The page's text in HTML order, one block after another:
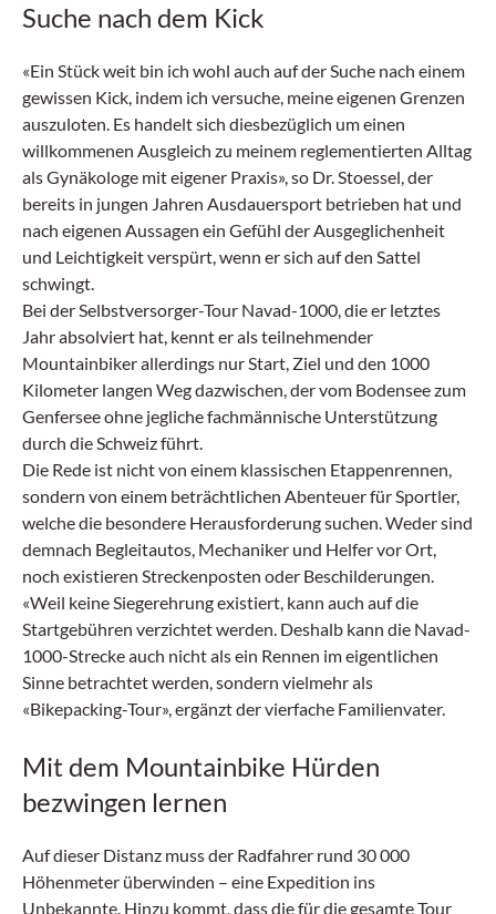
Suche nach dem Kick
«Ein Stück weit bin ich wohl auch auf der Suche nach einem
gewissen Kick, indem ich versuche, meine eigenen Grenzen
auszuloten. Es handelt sich diesbezüglich um einen
willkommenen Ausgleich zu meinem reglementierten Alltag
als Gynäkologe mit eigener Praxis», so Dr. Stoessel, der
bereits in jungen Jahren Ausdauersport betrieben hat und
nach eigenen Aussagen ein Gefühl der Ausgeglichenheit
und Leichtigkeit verspürt, wenn er sich auf den Sattel
schwingt.
Bei der Selbstversorger-Tour Navad-1000, die er letztes
Jahr absolviert hat, kennt er als teilnehmender
Mountainbiker allerdings nur Start, Ziel und den 1000
Kilometer langen Weg dazwischen, der vom Bodensee zum
Genfersee ohne jegliche fachmännische Unterstützung
durch die Schweiz führt.
Die Rede ist nicht von einem klassischen Etappenrennen,
sondern von einem beträchtlichen Abenteuer für Sportler,
welche die besondere Herausforderung suchen. Weder sind
demnach Begleitautos, Mechaniker und Helfer vor Ort,
noch existieren Streckenposten oder Beschilderungen.
«Weil keine Siegerehrung existiert, kann auch auf die
Startgebühren verzichtet werden. Deshalb kann die Navad-
1000-Strecke auch nicht als ein Rennen im eigentlichen
Sinne betrachtet werden, sondern vielmehr als
«Bikepacking-Tour», ergänzt der vierfache Familienvater.
Mit dem Mountainbike Hürden
bezwingen lernen
Auf dieser Distanz muss der Radfahrer rund 30 000
Höhenmeter überwinden – eine Expedition ins
Unbekannte. Hinzu kommt, dass die für die gesamte Tour